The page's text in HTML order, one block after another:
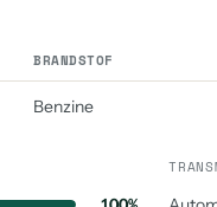
BRANDSTOF
Benzine